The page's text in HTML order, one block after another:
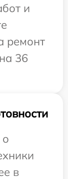
и
ремонт
36
в